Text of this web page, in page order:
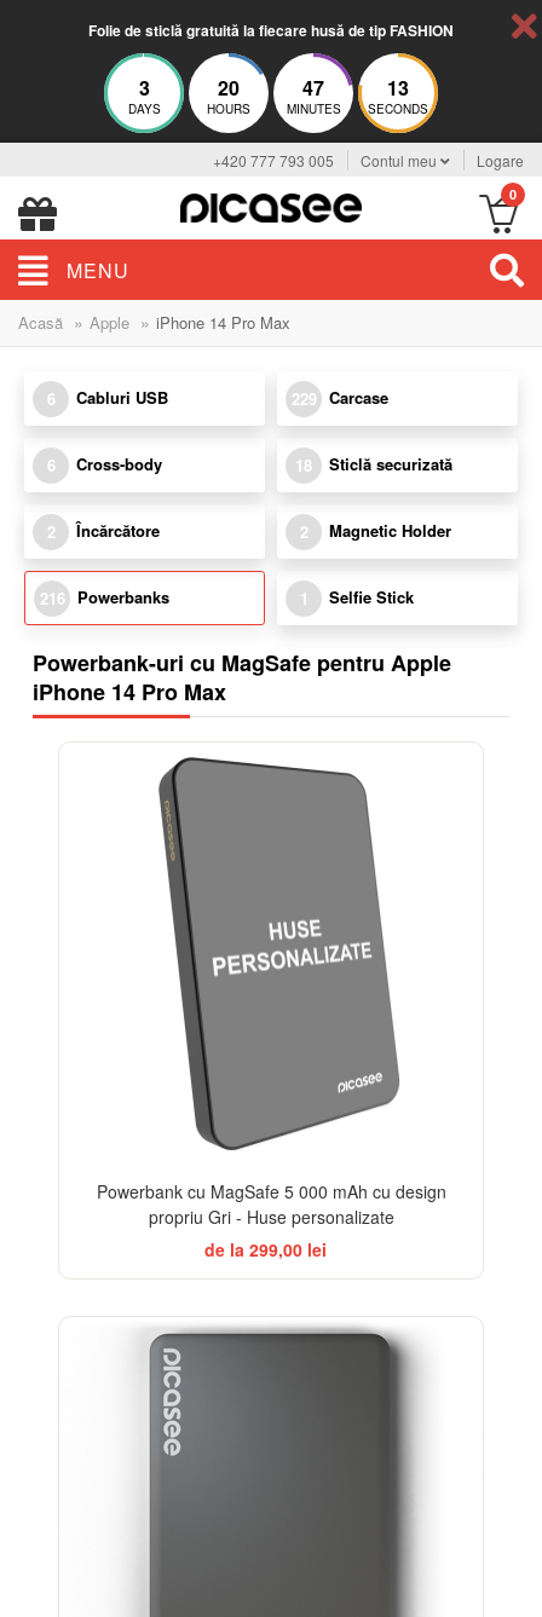
Folie de sticlă gratuită la fiecare husă de tip FASHION
3
DAYS
20
HOURS
47
MINUTES
12
SECONDS
+420 777 793 005 Contul meu Logare
0
MENU
Acasă » Apple » iPhone 14 Pro Max
6 Cabluri USB 229 Carcase
6 Cross-body 18 Sticlă securizată
2 Încărcătore 2 Magnetic Holder
216 Powerbanks 1 Selfie Stick
Powerbank-uri cu MagSafe pentru Apple
iPhone 14 Pro Max
Powerbank cu MagSafe 5 000 mAh cu design
propriu Gri - Huse personalizate
de la 299,00 lei